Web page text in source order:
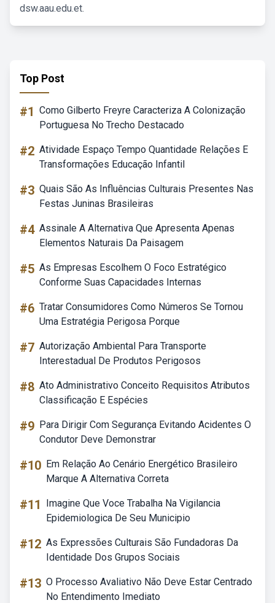
dsw.aau.edu.et.
Top Post
#1 Como Gilberto Freyre Caracteriza A Colonização
Portuguesa No Trecho Destacado
#2 Atividade Espaço Tempo Quantidade Relações E
Transformações Educação Infantil
#3 Quais São As Influências Culturais Presentes Nas
Festas Juninas Brasileiras
#4 Assinale A Alternativa Que Apresenta Apenas
Elementos Naturais Da Paisagem
#5 As Empresas Escolhem O Foco Estratégico
Conforme Suas Capacidades Internas
#6 Tratar Consumidores Como Números Se Tornou
Uma Estratégia Perigosa Porque
#7 Autorização Ambiental Para Transporte
Interestadual De Produtos Perigosos
#8 Ato Administrativo Conceito Requisitos Atributos
Classificação E Espécies
#9 Para Dirigir Com Segurança Evitando Acidentes O
Condutor Deve Demonstrar
#10 Em Relação Ao Cenário Energético Brasileiro
Marque A Alternativa Correta
#11
Imagine Que Voce Trabalha Na Vigilancia
Epidemiologica De Seu Municipio
#12 As Expressões Culturais São Fundadoras Da
Identidade Dos Grupos Sociais
#13 O Processo Avaliativo Não Deve Estar Centrado
No Entendimento Imediato